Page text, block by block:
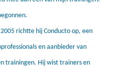
richtte hij Conducto op, een
en aanbieder van
trainingen. Hij wist trainers en